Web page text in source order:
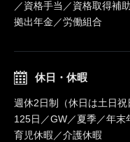
／資格手当／資格取得補
拠出年金／労働組合
休日・休暇
週休2日制（休日は土日
125日／GW／夏季／年末
育児休暇／介護休暇